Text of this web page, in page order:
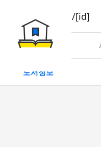
book/rent/[id]
대여
도서정보